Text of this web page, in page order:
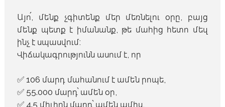
Այո՛, մենք չգիտենք մեր մեռնելու օրը, բայց
մենք պետք է իմանանք, թե մահից հետո մեզ
ինչ է սպասվում։
Վիճակագրությունն ասում է, որ
✅ 106 մարդ մահանում է ամեն րոպե,
✅ 55.000 մարդ՝ ամեն օր,
✅ 4.5 միլիոն մարդ՝ ամեն ամիս,